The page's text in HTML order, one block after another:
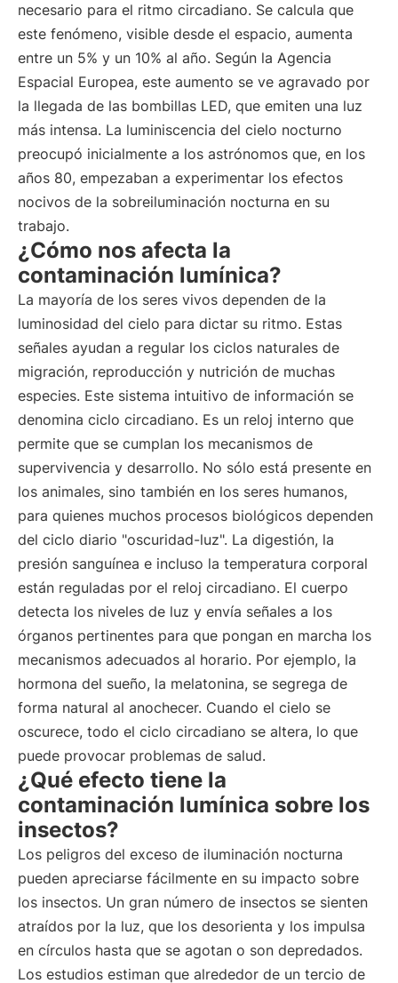
necesario para el ritmo circadiano. Se calcula que
este fenómeno, visible desde el espacio, aumenta
entre un 5% y un 10% al año. Según la Agencia
Espacial Europea, este aumento se ve agravado por
la llegada de las bombillas LED, que emiten una luz
más intensa. La luminiscencia del cielo nocturno
preocupó inicialmente a los astrónomos que, en los
años 80, empezaban a experimentar los efectos
nocivos de la sobreiluminación nocturna en su
trabajo.
¿Cómo nos afecta la
contaminación lumínica?
La mayoría de los seres vivos dependen de la
luminosidad del cielo para dictar su ritmo. Estas
señales ayudan a regular los ciclos naturales de
migración, reproducción y nutrición de muchas
especies. Este sistema intuitivo de información se
denomina ciclo circadiano. Es un reloj interno que
permite que se cumplan los mecanismos de
supervivencia y desarrollo. No sólo está presente en
los animales, sino también en los seres humanos,
para quienes muchos procesos biológicos dependen
del ciclo diario "oscuridad-luz". La digestión, la
presión sanguínea e incluso la temperatura corporal
están reguladas por el reloj circadiano. El cuerpo
detecta los niveles de luz y envía señales a los
órganos pertinentes para que pongan en marcha los
mecanismos adecuados al horario. Por ejemplo, la
hormona del sueño, la melatonina, se segrega de
forma natural al anochecer. Cuando el cielo se
oscurece, todo el ciclo circadiano se altera, lo que
puede provocar problemas de salud.
¿Qué efecto tiene la
contaminación lumínica sobre los
insectos?
Los peligros del exceso de iluminación nocturna
pueden apreciarse fácilmente en su impacto sobre
los insectos. Un gran número de insectos se sienten
atraídos por la luz, que los desorienta y los impulsa
en círculos hasta que se agotan o son depredados.
Los estudios estiman que alrededor de un tercio de